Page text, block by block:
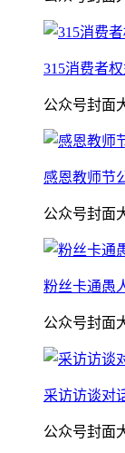
315消费者
公众号封面
感恩教师节
公众号封面
粉丝卡通愚
公众号封面
采访访谈对
公众号封面